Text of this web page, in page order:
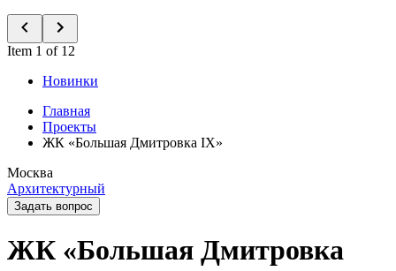
Item 1 of 12
Новинки
Главная
Проекты
ЖК «Большая Дмитровка IX»
Москва
Архитектурный
Задать вопрос
ЖК «Большая Дмитровка